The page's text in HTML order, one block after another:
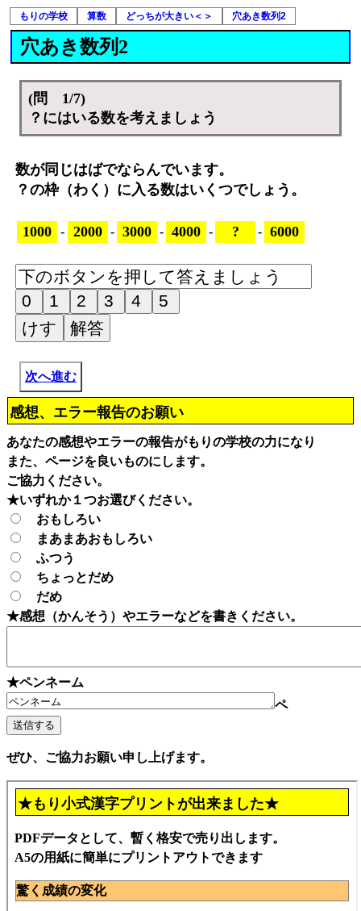
もりの学校 算数 どっちが大きい＜＞ 穴あき数列2
穴あき数列2
(問 1/7)
？にはいる数を考えましょう
数が同じはばでならんでいます。
？の枠（わく）に入る数はいくつでしょう。
1000 - 2000 - 3000 - 4000 - ? - 6000
次へ進む
感想、エラー報告のお願い
あなたの感想やエラーの報告がもりの学校の力になり
また、ページを良いものにします。
ご協力ください。
★いずれか１つお選びください。
おもしろい
まあまあおもしろい
ふつう
ちょっとだめ
だめ
★感想（かんそう）やエラーなどを書きください。
★ペンネーム
ペ
ぜひ、ご協力お願い申し上げます。